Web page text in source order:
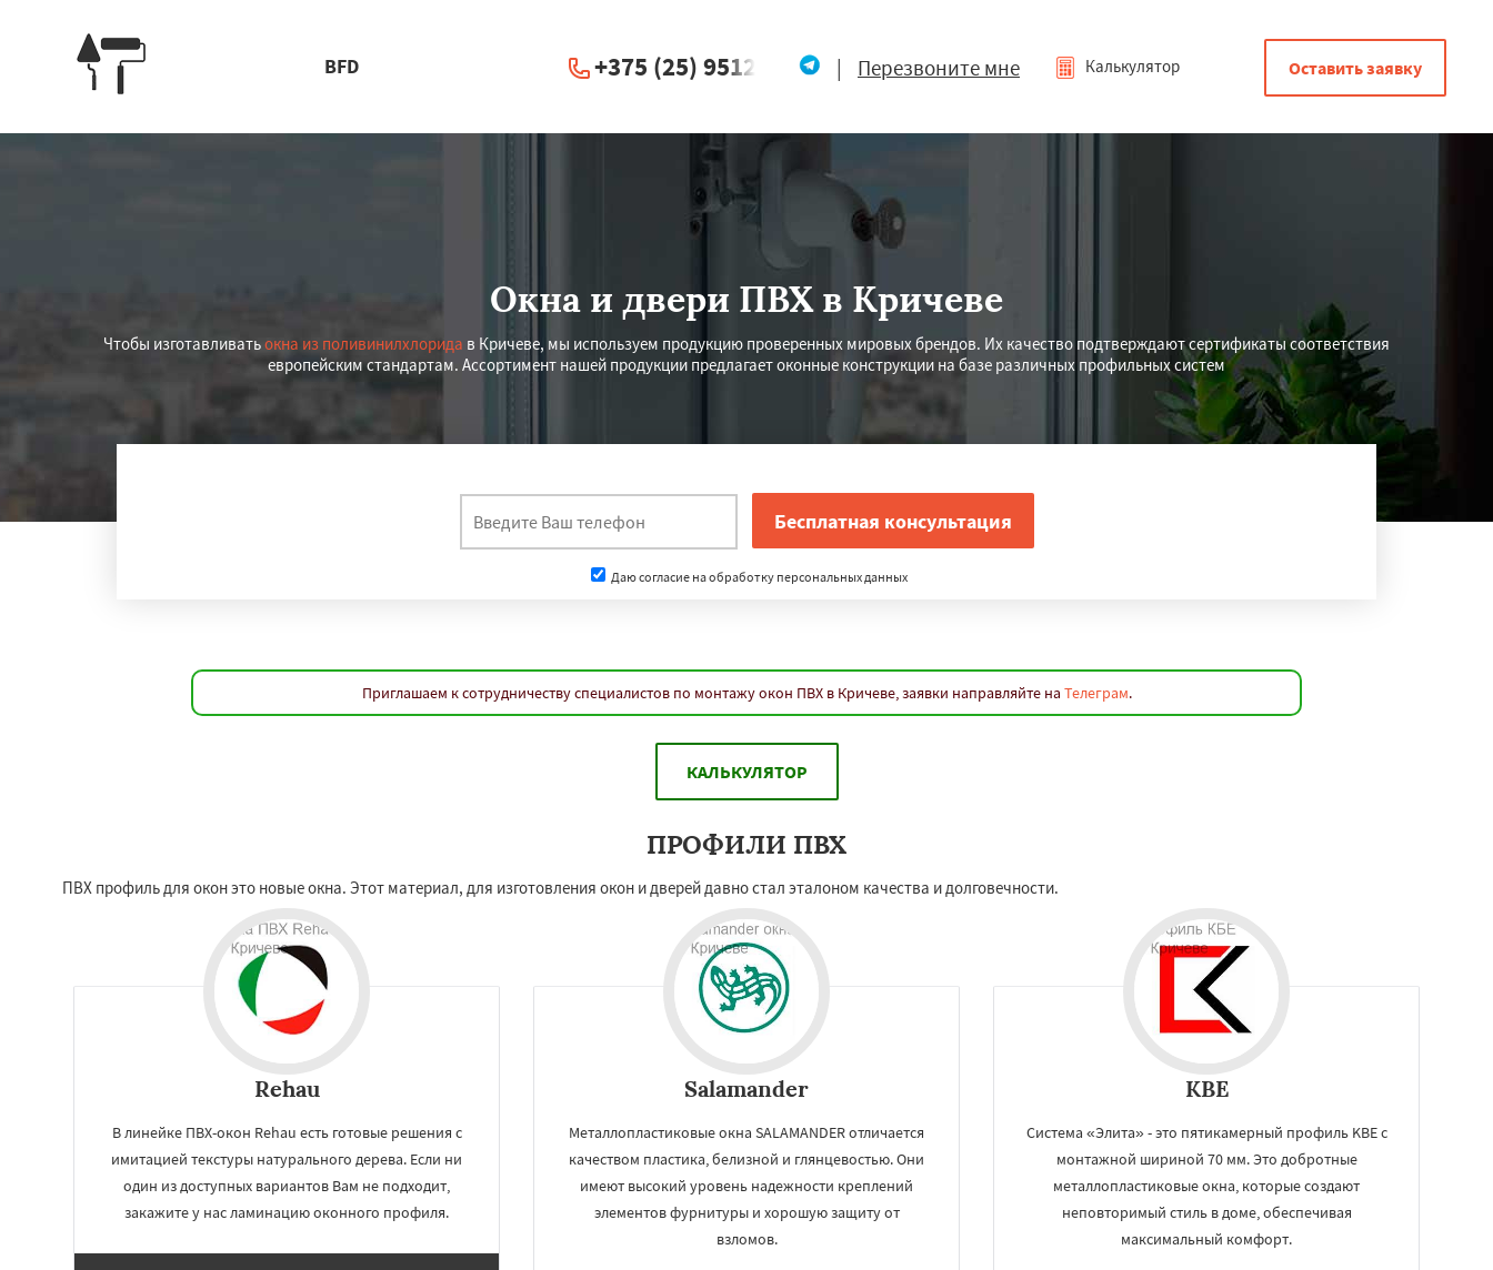
BFD +375 (25) 951234 | Перезвоните мне Калькулятор Оставить заявку
Окна и двери ПВХ в Кричеве
Чтобы изготавливатьокна из поливинилхлорида в Кричеве, мы используем продукцию проверенных мировых брендов. Их качество подтверждают сертификаты соответствия
европейским стандартам. Ассортимент нашей продукции предлагает оконные конструкции на базе различных профильных систем
Даю согласие на обработку персональных данных
Приглашаем к сотрудничеству специалистов по монтажу окон ПВХ в Кричеве, заявки направляйте на Телеграм.
КАЛЬКУЛЯТОР
ПРОФИЛИ ПВХ
ПВХ профиль для окон это новые окна. Этот материал, для изготовления окон и дверей давно стал эталоном качества и долговечности.
Rehau
В линейке ПВХ-окон Rehau есть готовые решения с
имитацией текстуры натурального дерева. Если ни
один из доступных вариантов Вам не подходит,
закажите у нас ламинацию оконного профиля.
Salamander
Металлопластиковые окна SALAMANDER отличается
качеством пластика, белизной и глянцевостью. Они
имеют высокий уровень надежности креплений
элементов фурнитуры и хорошую защиту от
взломов.
KBE
Система «Элита» - это пятикамерный профиль KBE с
монтажной шириной 70 мм. Это добротные
металлопластиковые окна, которые создают
неповторимый стиль в доме, обеспечивая
максимальный комфорт.